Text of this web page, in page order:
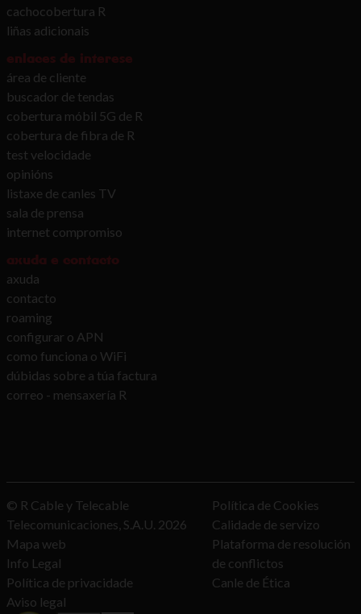
cachocobertura R
liñas adicionais
enlaces de interese
área de cliente
buscador de tendas
cobertura móbil 5G de R
cobertura de fibra de R
test velocidade
opinións
listaxe de canles TV
sala de prensa
internet compromiso
axuda e contacto
axuda
contacto
roaming
configurar o APN
como funciona o WiFi
dúbidas sobre a túa factura
correo - mensaxería R
© R Cable y Telecable
Telecomunicaciones, S.A.U. 2026
Mapa web
Info Legal
Política de privacidade
Aviso legal
Política de Cookies
Calidade de servizo
Plataforma de resolución
de conflictos
Canle de Ética